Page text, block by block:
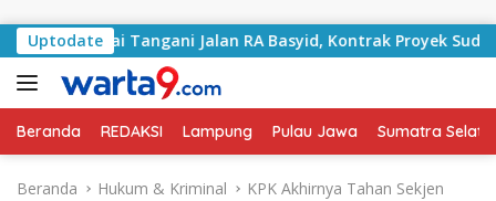
Uptodate
Mulai Tangani Jalan RA Basyid, Kontrak Proyek Sudah
Beranda REDAKSI Lampung Pulau Jawa Sumatra
Beranda Hukum & Kriminal
KPK Akhirnya Tahan Sekjen